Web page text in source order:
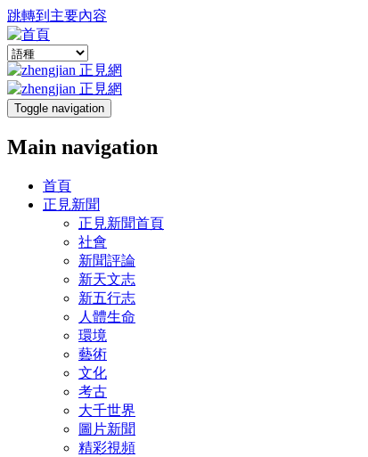
跳轉到主要內容
Toggle navigation
Main navigation
首頁
正見新聞
正見新聞首頁
社會
新聞評論
新天文志
新五行志
人體生命
環境
藝術
文化
考古
大千世界
圖片新聞
精彩視頻